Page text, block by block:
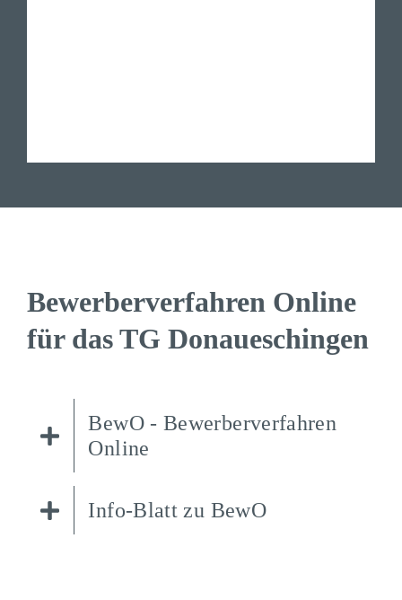
Bewer­ber­ver­fahren Online
für das TG Donaueschingen
BewO - Bewer­ber­ver­fahren
Online
Info-Blatt zu BewO